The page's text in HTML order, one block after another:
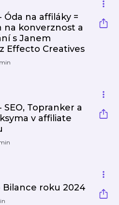
Óda na affiláky =
na konverznost a
s Janem
Effecto Creatives
SEO, Topranker a
v affiliate
Bilance roku 2024